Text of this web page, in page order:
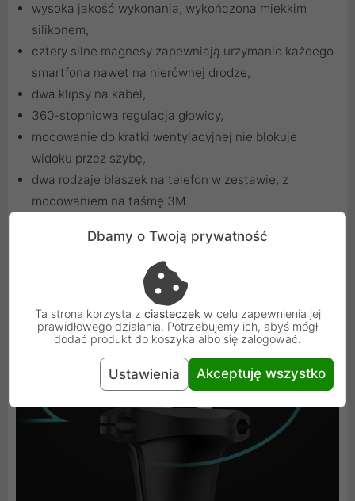
wysoka jakość wykonania, wykończona miekkim
silikonem,
cztery silne magnesy zapewniają urzymanie każdego
smartfona nawet na nierównej drodze,
dwa klipsy na kabel,
360-stopniowa regulacja głowicy,
mocowanie do kratki wentylacyjnej nie blokuje
widoku przez szybę,
dwa rodzaje blaszek na telefon w zestawie, z
mocowaniem na taśmę 3M
Dbamy o Twoją prywatność
Ta strona korzysta z ciasteczek w celu zapewnienia jej
prawidłowego działania. Potrzebujemy ich, abyś mógł
dodać produkt do koszyka albo się zalogować.
Ustawienia Akceptuję wszystko